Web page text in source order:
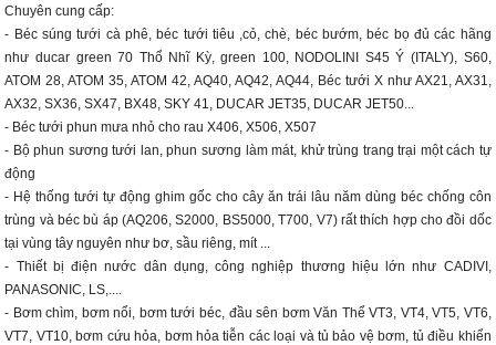
Chuyên cung cấp:
- Béc súng tưới cà phê, béc tưới tiêu ,cỏ, chè, béc bướm, béc bọ đủ các hãng
như ducar green 70 Thổ Nhĩ Kỳ, green 100, NODOLINI S45 Ý (ITALY), S60,
ATOM 28, ATOM 35, ATOM 42, AQ40, AQ42, AQ44, Béc tưới X như AX21, AX31,
AX32, SX36, SX47, BX48, SKY 41, DUCAR JET35, DUCAR JET50...
- Béc tưới phun mưa nhỏ cho rau X406, X506, X507
- Bộ phun sương tưới lan, phun sương làm mát, khử trùng trang trại một cách tự
động
- Hệ thống tưới tự động ghim gốc cho cây ăn trái lâu năm dùng béc chống côn
trùng và béc bù áp (AQ206, S2000, BS5000, T700, V7) rất thích hợp cho đồi dốc
tại vùng tây nguyên như bơ, sầu riêng, mít ...
- Thiết bị điện nước dân dụng, công nghiệp thương hiệu lớn như CADIVI,
PANASONIC, LS,....
- Bơm chìm, bơm nổi, bơm tưới béc, đầu sên bơm Văn Thể VT3, VT4, VT5, VT6,
VT7, VT10, bơm cứu hỏa, bơm hỏa tiễn các loại và tủ bảo vệ bơm, tủ điều khiển